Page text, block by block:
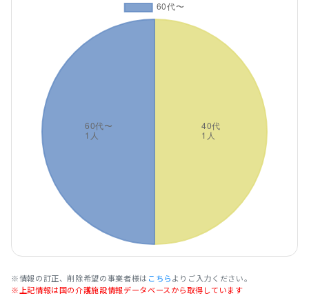
※情報の訂正、削除希望の事業者様は こちら よりご入力ください。
※上記情報は国の介護施設情報データベースから取得しています